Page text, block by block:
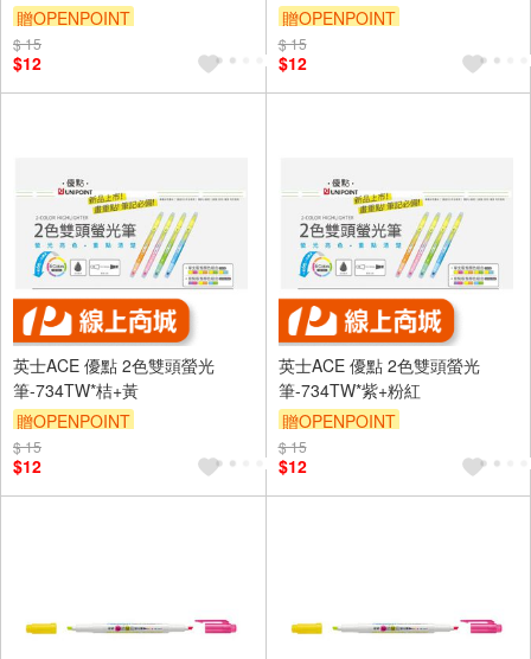
贈OPENPOINT
$ 15
$12
贈OPENPOINT
$ 15
$12
英士ACE 優點 2色雙頭螢光
筆-734TW*桔+黃
贈OPENPOINT
$ 15
$12
英士ACE 優點 2色雙頭螢光
筆-734TW*紫+粉紅
贈OPENPOINT
$ 15
$12